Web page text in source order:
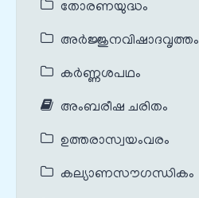
തോരണയുദ്ധം
അർജ്ജുനവിഷാദവൃത്തം
കർണ്ണശപഥം
അംബരീഷ ചരിതം
ഉത്തരാസ്വയംവരം
കല്യാണസൗഗന്ധികം